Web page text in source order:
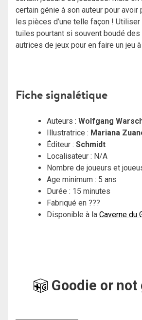
certain génie à son auteur pour
les pièces d’une telle façon !
tuiles pourtant si souvent boudé des
autrices de jeux pour en faire un jeu
Fiche signalétique
Auteurs : Wolfgang
Illustratrice : Mariana
Éditeur : Schmidt
Localisateur : N/A
Nombre de joueurs et
Age minimum : 5 ans
Durée : 15 minutes
Fabriqué en ???
Disponible à la Caverne du
Goodie or not